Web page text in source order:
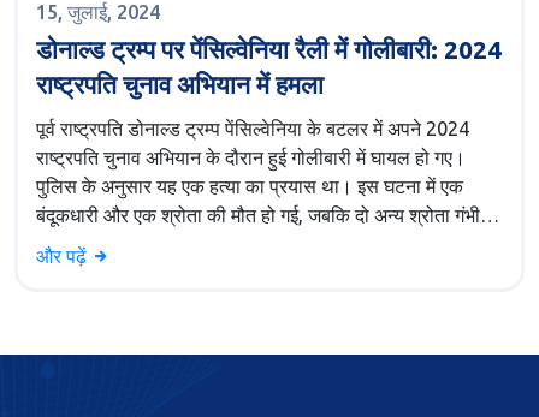
15, जुलाई, 2024
डोनाल्ड ट्रम्प पर पेंसिल्वेनिया रैली में गोलीबारी: 2024
राष्ट्रपति चुनाव अभियान में हमला
पूर्व राष्ट्रपति डोनाल्ड ट्रम्प पेंसिल्वेनिया के बटलर में अपने 2024
राष्ट्रपति चुनाव अभियान के दौरान हुई गोलीबारी में घायल हो गए।
पुलिस के अनुसार यह एक हत्या का प्रयास था। इस घटना में एक
बंदूकधारी और एक श्रोता की मौत हो गई, जबकि दो अन्य श्रोता गंभीर
रूप से घायल हुए। ट्रम्प को सीक्रेट सर्विस एजेंटों ने तेजी से हटा
लिया, और उनके अभियान ने बताया कि वे सुरक्षित हैं।
और पढ़ें